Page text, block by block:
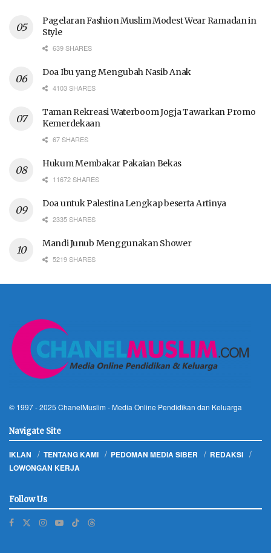
Pagelaran Fashion Muslim Modest Wear Ramadan in
Style
639 SHARES
Doa Ibu yang Mengubah Nasib Anak
4103 SHARES
Taman Rekreasi Waterboom Jogja Tawarkan Promo
Kemerdekaan
67 SHARES
Hukum Membakar Pakaian Bekas
11672 SHARES
Doa untuk Palestina Lengkap beserta Artinya
2335 SHARES
Mandi Junub Menggunakan Shower
5219 SHARES
© 1997 - 2025 ChanelMuslim - Media Online Pendidikan dan Keluarga
Navigate Site
IKLAN TENTANG KAMI PEDOMAN MEDIA SIBER
REDAKSI
LOWONGAN KERJA
Follow Us